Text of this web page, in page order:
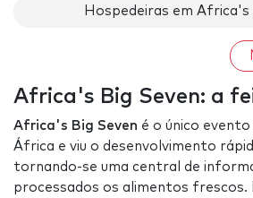
Hospedeiras em Africa's
Africa's Big Seven: a
Africa's Big Seven é o único
África e viu o desenvolvimento
tornando-se uma central de
processados ​​os alimentos frescos.